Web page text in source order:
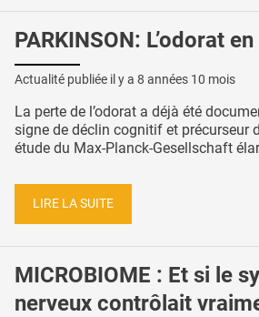
PARKINSON: L’odorat
Actualité publiée il y a 8 années 10 mois
La perte de l’odorat a déjà été
signe de déclin cognitif et précurseur
étude du Max-Planck-Gesellschaft
LIRE LA SUITE
MICROBIOME : Et si le
nerveux contrôlait